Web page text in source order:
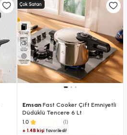
EmsanFast Cooker Çift Emniyetli
Düdüklü Tencere 6 Lt
1.0 (1)
+ 1.4B kişifavoriledi!